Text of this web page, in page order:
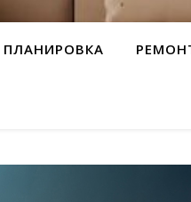
ПЛАНИРОВКА